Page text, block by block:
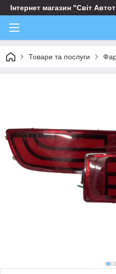
Інтернет магазин "Світ
Товари та послуги